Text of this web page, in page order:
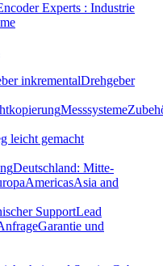
Experts : Industrie
inkrementalDrehgeber
Messsysteme
leicht gemacht
Deutschland: Mitte-
AmericasAsia and
SupportLead
Garantie und